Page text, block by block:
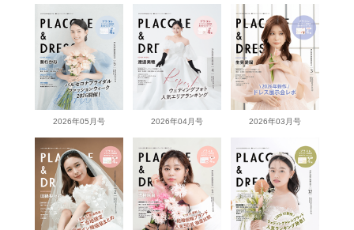
2026年05月号 2026年04月号 2026年03月号